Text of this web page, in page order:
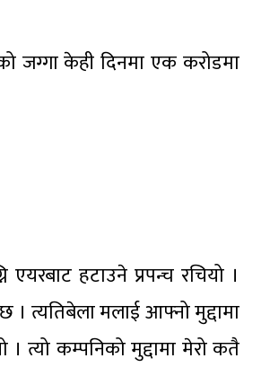
जग्गा केही दिनमा एक करोडमा
हटाउने प्रपन्च रचियो ।
त्यतिबेला मलाई आफ्नो मुद्दामा
। त्यो कम्पनिको मुद्दामा मेरो कतै